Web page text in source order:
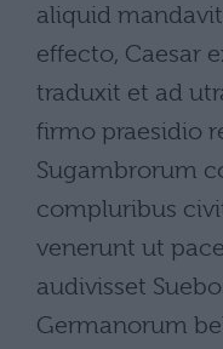
aliquid
effecto, Caesar
traduxit et ad
firmo praesidio
Sugambrorum
compluribus
venerunt ut
audivisset
Germanorum